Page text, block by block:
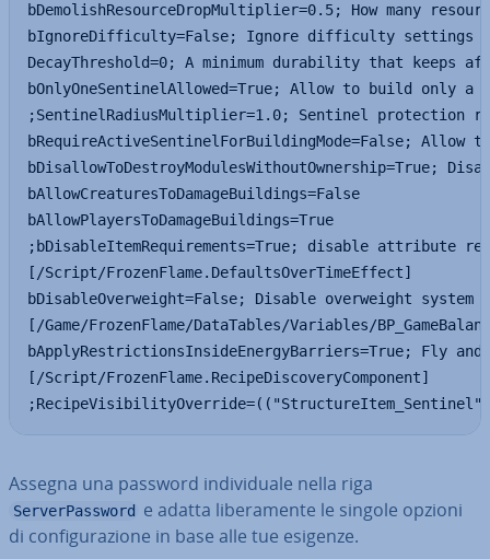
bDemolishResourceDropMultiplier=0.5; How many
bIgnoreDifficulty=False; Ignore difficulty settings
DecayThreshold=0; A minimum durability that keeps
bOnlyOneSentinelAllowed=True; Allow to build only
;SentinelRadiusMultiplier=1.0; Sentinel protection
bRequireActiveSentinelForBuildingMode=False;
bDisallowToDestroyModulesWithoutOwnership=True;
bAllowCreaturesToDamageBuildings=False
bAllowPlayersToDamageBuildings=True
;bDisableItemRequirements=True; disable attribute
[/Script/FrozenFlame.DefaultsOverTimeEffect]
bDisableOverweight=False; Disable overweight system
[/Game/FrozenFlame/DataTables/Variables/
bApplyRestrictionsInsideEnergyBarriers=True; Fly
[/Script/FrozenFlame.RecipeDiscoveryComponent]
Assegna una password in­di­vi­dua­le nella riga
ServerPassword
e adatta li­be­ra­men­te le singole opzioni
di con­fi­gu­ra­zio­ne in base alle tue esigenze.